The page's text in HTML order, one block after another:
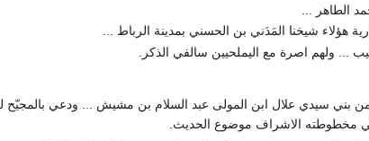
الطاهر ...
هؤلاء شيخنا المَدَني بن الحسني بمدينة الرباط ...
... ولهم اصرة مع اليملحيين سالفي الذكر.
من بني سيدي علال ابن المولى عبد السلام بن مشيش ... ودعي بالمجيّح
مخطوطته الاشراف موضوع الحديث.